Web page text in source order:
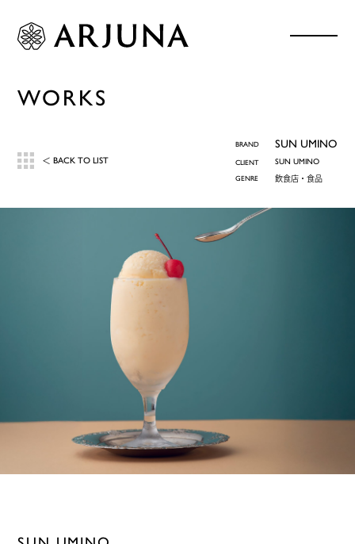
WORKS
BRAND SUN UMINO
CLIENT SUN UMINO
GENRE 飲食店・食品
＜ BACK TO LIST